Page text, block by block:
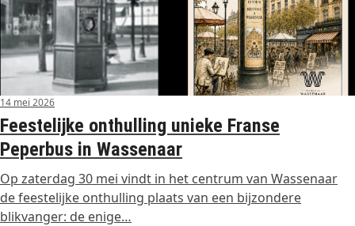
14 mei 2026
Feestelijke onthulling unieke Franse
Peperbus in Wassenaar
Op zaterdag 30 mei vindt in het centrum van Wassenaar
de feestelijke onthulling plaats van een bijzondere
blikvanger: de enige…